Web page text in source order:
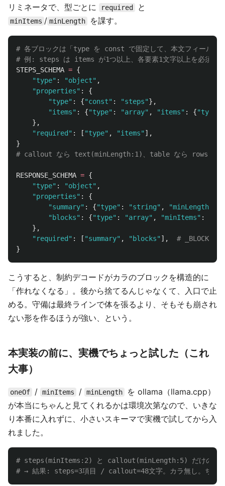
リミネータで、型ごとに
required と
minItems / minLength を課す。
# 各ブロックは「type を const で固定して、本文フィール
STEPS_SCHEMA = {
"type" : "object" ,
"properties" :
{
"type" : {"const" : "steps"},
"items" : {"type" : "array" , "items" : {"type
},
" required " : [ "type" , "items" ],
}
RESPONSE_SCHEMA = {
"type" : "object" ,
"properties" :
{
"summary" : {"type" : "string" , "minLength
" blocks" : {"type" : "array" , "minItems" :
},
" required " : [ "summary" , " blocks" ],
}
こうすると、制約デコードがカラのブロックを構造的に
「作れなくなる」。後から捨てるんじゃなくて、入口で止
める。守備は最終ラインで体を張るより、そもそも崩され
ない形を作るほうが強い、という。
本実装の前に、実機でちょっと試した（これ
大事）
oneOf / minItems / minLength
を ollama（llama.cpp）
が本当にちゃんと見てくれるかは環境次第なので、いきな
り本番に入れずに、小さいスキーマで実機で試してから入
れました。
# steps(minItems:2) と callout(minLength:5) だけの最小